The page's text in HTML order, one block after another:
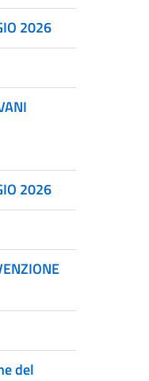
2026
2026
del